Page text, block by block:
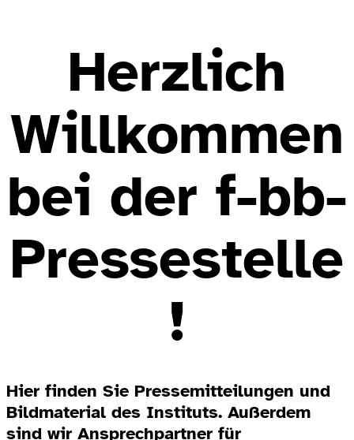
Herzlich
Willkommen
bei der f-bb-
Pressestelle
!
Hier finden Sie Pressemitteilungen und
Bildmaterial des Instituts. Außerdem
sind wir Ansprechpartner für